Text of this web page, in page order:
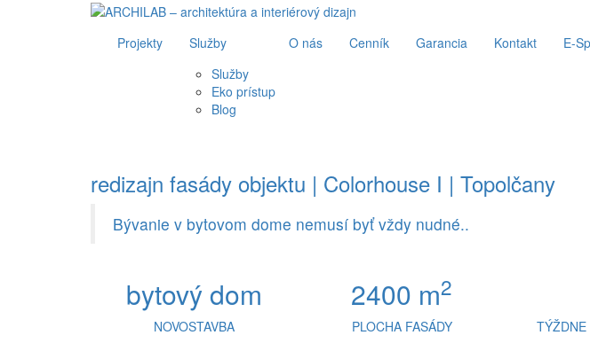
Projekty
Služby
Služby
Eko prístup
Blog
O nás Cenník Garancia Kontakt E-
redizajn fasády objektu | Colorhouse I | Topolčany
Bývanie v bytovom dome nemusí byť vždy nudné..
bytový dom 2400 m2
NOVOSTAVBA PLOCHA FASÁDY TÝŽDNE